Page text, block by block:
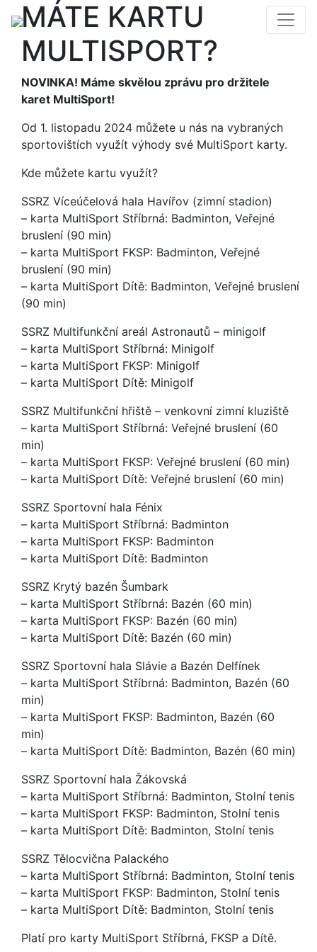
MÁTE KARTU
MULTISPORT?
NOVINKA! Máme skvělou zprávu pro držitele
karet MultiSport!
Od 1. listopadu 2024 můžete u nás na vybraných
sportovištích využít výhody své MultiSport karty.
Kde můžete kartu využít?
SSRZ Víceúčelová hala Havířov (zimní stadion)
– karta MultiSport Stříbrná: Badminton, Veřejné
bruslení (90 min)
– karta MultiSport FKSP: Badminton, Veřejné
bruslení (90 min)
– karta MultiSport Dítě: Badminton, Veřejné bruslení
(90 min)
SSRZ Multifunkční areál Astronautů – minigolf
– karta MultiSport Stříbrná: Minigolf
– karta MultiSport FKSP: Minigolf
– karta MultiSport Dítě: Minigolf
SSRZ Multifunkční hřiště – venkovní zimní kluziště
– karta MultiSport Stříbrná: Veřejné bruslení (60
min)
– karta MultiSport FKSP: Veřejné bruslení (60 min)
– karta MultiSport Dítě: Veřejné bruslení (60 min)
SSRZ Sportovní hala Fénix
– karta MultiSport Stříbrná: Badminton
– karta MultiSport FKSP: Badminton
– karta MultiSport Dítě: Badminton
SSRZ Krytý bazén Šumbark
– karta MultiSport Stříbrná: Bazén (60 min)
– karta MultiSport FKSP: Bazén (60 min)
– karta MultiSport Dítě: Bazén (60 min)
SSRZ Sportovní hala Slávie a Bazén Delfínek
– karta MultiSport Stříbrná: Badminton, Bazén (60
min)
– karta MultiSport FKSP: Badminton, Bazén (60
min)
– karta MultiSport Dítě: Badminton, Bazén (60 min)
SSRZ Sportovní hala Žákovská
– karta MultiSport Stříbrná: Badminton, Stolní tenis
– karta MultiSport FKSP: Badminton, Stolní tenis
– karta MultiSport Dítě: Badminton, Stolní tenis
SSRZ Tělocvična Palackého
– karta MultiSport Stříbrná: Badminton, Stolní tenis
– karta MultiSport FKSP: Badminton, Stolní tenis
– karta MultiSport Dítě: Badminton, Stolní tenis
Platí pro karty MultiSport Stříbrná, FKSP a Dítě.